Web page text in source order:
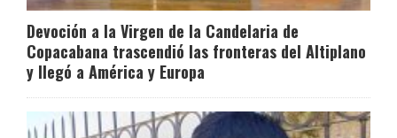
Devoción a la Virgen de la Candelaria de
Copacabana trascendió las fronteras del Altiplano
y llegó a América y Europa